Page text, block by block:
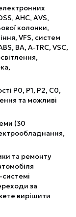
AHC, AVS,
колонки,
VFS, систем
BA, A-TRC, VSC,
P0, P1, P2, C0,
та можливі
(30
та ремонту
за
вирішити